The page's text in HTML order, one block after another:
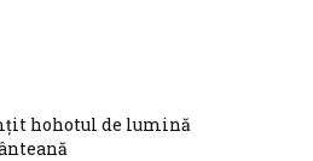
hohotul de lumină